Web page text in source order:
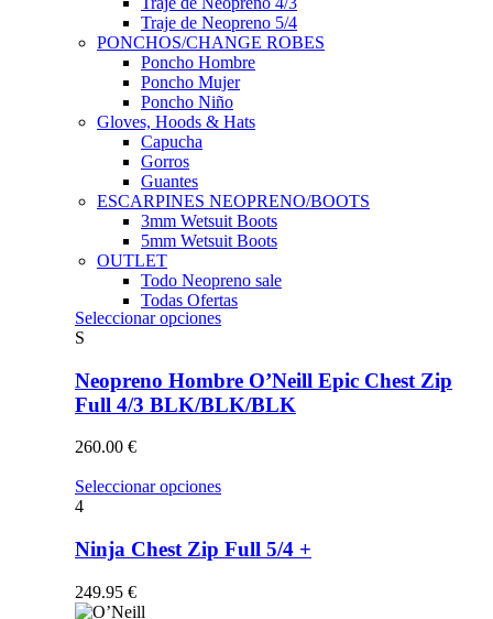
Traje de Neopreno 5/4
PONCHOS/CHANGE ROBES
Poncho Hombre
Poncho Mujer
Poncho Niño
Gloves, Hoods & Hats
Capucha
Gorros
Guantes
ESCARPINES NEOPRENO/BOOTS
3mm Wetsuit Boots
5mm Wetsuit Boots
OUTLET
Todo Neopreno sale
Todas Ofertas
Seleccionar opcionesEste
múltiples
variantes.
Las
elegir
página
S
Neopreno Hombre O’Neill Epic Chest Zip
Full 4/3 BLK/BLK/BLK
260.00 €
Seleccionar opcionesEste
múltiples
variantes.
4
Ninja Chest Zip Full 5/4 +
249.95 €